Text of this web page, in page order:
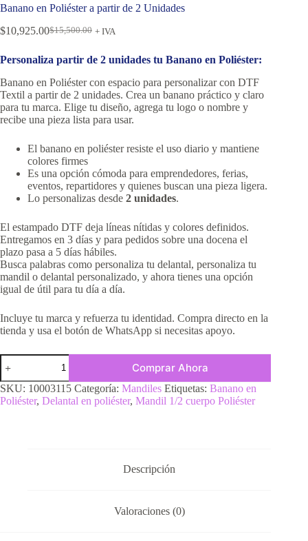
Banano en Poliéster a partir de 2 Unidades
$15,500.00
$10,925.00 + IVA
Personaliza partir de 2 unidades tu Banano en Poliéster:
Banano en Poliéster con espacio para personalizar con DTF
Textil a partir de 2 unidades. Crea un banano práctico y claro
para tu marca. Elige tu diseño, agrega tu logo o nombre y
recibe una pieza lista para usar.
El banano en poliéster resiste el uso diario y mantiene
colores firmes
Es una opción cómoda para emprendedores, ferias,
eventos, repartidores y quienes buscan una pieza ligera.
Lo personalizas desde 2 unidades.
El estampado DTF deja líneas nítidas y colores definidos.
Entregamos en 3 días y para pedidos sobre una docena el
plazo pasa a 5 días hábiles.
Busca palabras como personaliza tu delantal, personaliza tu
mandil o delantal personalizado, y ahora tienes una opción
igual de útil para tu día a día.
Incluye tu marca y refuerza tu identidad. Compra directo en la
tienda y usa el botón de WhatsApp si necesitas apoyo.
Comprar Ahora
SKU: 10003115 Categoría: Mandiles Etiquetas: Banano en
Poliéster, Delantal en poliéster, Mandil 1/2 cuerpo Poliéster
Descripción
Valoraciones (0)